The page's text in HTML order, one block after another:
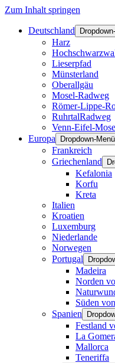
Zum Inhalt springen
Deutschland
Harz
Lieserpfad
Münsterland
Oberallgäu
Mosel-Radweg
Römer-Lippe-
RuhrtalRadweg
Venn-Eifel-
Europa
Dropdown-
Frankreich
Griechenland
Kefalonia
Korfu
Kreta
Italien
Kroatien
Luxemburg
Niederlande
Norwegen
Portugal
Madeira
Norden
Süden
Spanien
Festland
La
Mallorca
Teneriffa